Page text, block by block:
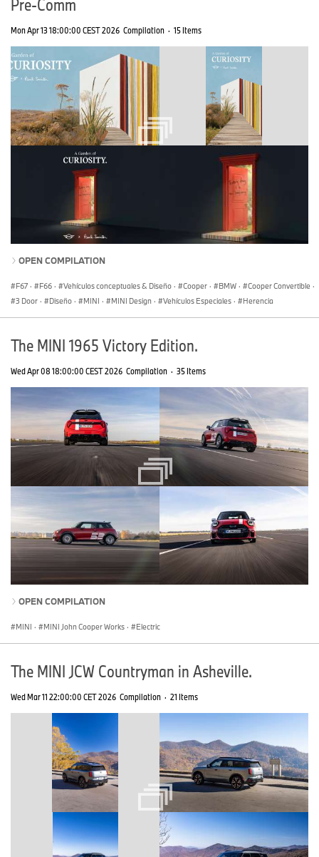
Pre-Comm
Mon Apr 13 18:00:00 CEST 2026 Compilation · 15 Items
OPEN COMPILATION
F67 · F66 · Vehículos conceptuales & Diseño · Cooper · BMW · Cooper Convertible ·
3 Door · Diseño · MINI · MINI Design · Vehículos Especiales · Herencia
The MINI 1965 Victory Edition.
Wed Apr 08 18:00:00 CEST 2026 Compilation · 35 Items
OPEN COMPILATION
MINI · MINI John Cooper Works · Electric
The MINI JCW Countryman in Asheville.
Wed Mar 11 22:00:00 CET 2026 Compilation · 21 Items